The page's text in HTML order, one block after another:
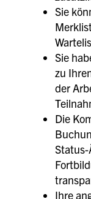
Sie
Sie
zu
der
Die
Ihre